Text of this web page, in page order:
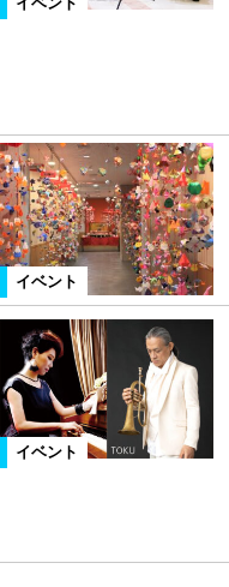
イベント
イベント